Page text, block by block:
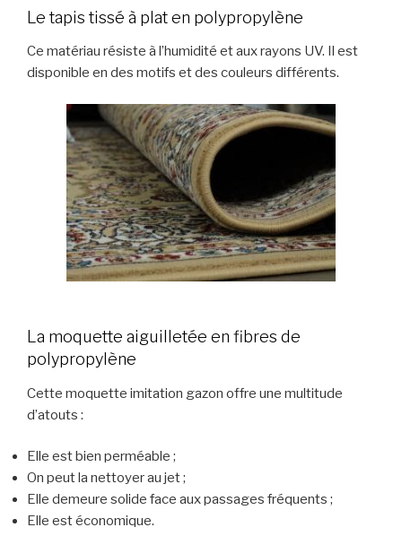
Le tapis tissé à plat en polypropylène
Ce matériau résiste à l’humidité et aux rayons UV. Il est
disponible en des motifs et des couleurs différents.
La moquette aiguilletée en fibres de
polypropylène
Cette moquette imitation gazon offre une multitude
d’atouts :
Elle est bien perméable ;
On peut la nettoyer au jet ;
Elle demeure solide face aux passages fréquents ;
Elle est économique.